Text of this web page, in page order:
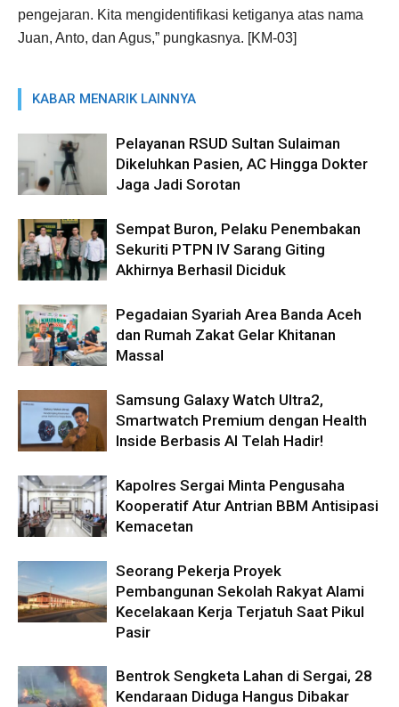
pengejaran. Kita mengidentifikasi ketiganya atas nama
Juan, Anto, dan Agus,” pungkasnya. [KM-03]
KABAR MENARIK LAINNYA
Pelayanan RSUD Sultan Sulaiman
Dikeluhkan Pasien, AC Hingga Dokter
Jaga Jadi Sorotan
Sempat Buron, Pelaku Penembakan
Sekuriti PTPN IV Sarang Giting
Akhirnya Berhasil Diciduk
Pegadaian Syariah Area Banda Aceh
dan Rumah Zakat Gelar Khitanan
Massal
Samsung Galaxy Watch Ultra2,
Smartwatch Premium dengan Health
Inside Berbasis AI Telah Hadir!
Kapolres Sergai Minta Pengusaha
Kooperatif Atur Antrian BBM Antisipasi
Kemacetan
Seorang Pekerja Proyek
Pembangunan Sekolah Rakyat Alami
Kecelakaan Kerja Terjatuh Saat Pikul
Pasir
Bentrok Sengketa Lahan di Sergai, 28
Kendaraan Diduga Hangus Dibakar